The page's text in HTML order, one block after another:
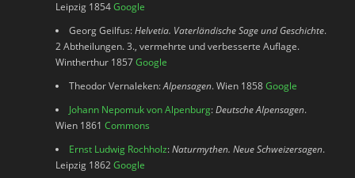
Leipzig 1854Google
Georg Geilfus:Helvetia. Vaterländische Sage und Geschichte.
2 Abtheilungen. 3., vermehrte und verbesserte Auflage.
Wintherthur 1857Google
Theodor Vernaleken:Alpensagen. Wien 1858Google
Johann Nepomuk von Alpenburg:Deutsche Alpensagen.
Wien 1861Commons
Ernst Ludwig Rochholz:Naturmythen. Neue Schweizersagen.
Leipzig 1862Google